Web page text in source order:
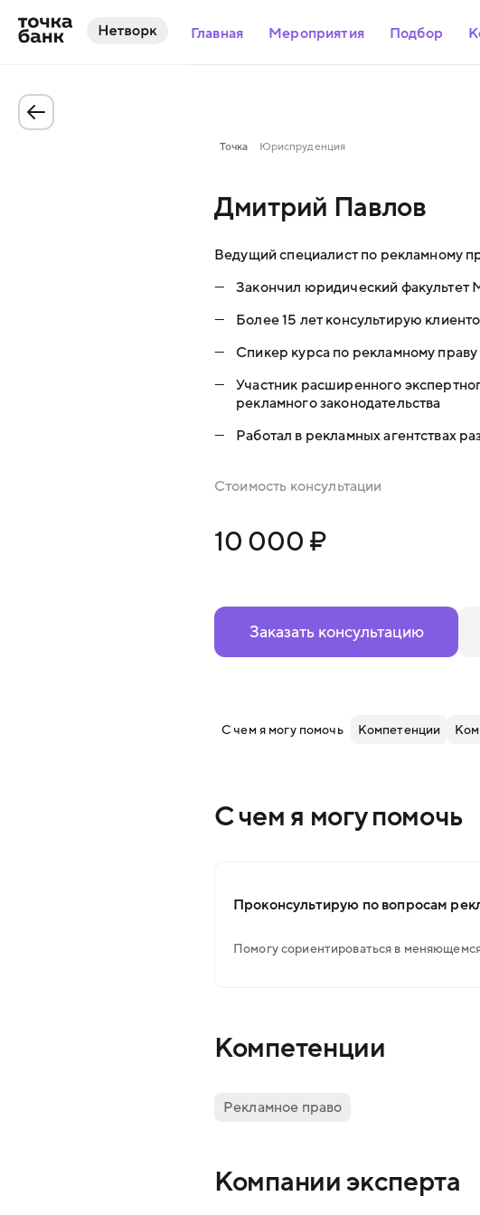
Главная Мероприятия Подбор
Точка Юриспруденция
Дмитрий Павлов
Ведущий специалист по рекламному
— Закончил юридический
— Более 15 лет консультирую
— Спикер курса по рекламному
—
Участник расширенного
рекламного законодательства
— Работал в рекламных агентствах
Стоимость консультации
10 000 ₽
Заказать консультацию
С чем я могу помочь Компетенции
С чем я могу помочь
Проконсультирую по вопросам
Помогу сориентироваться в
Компетенции
Рекламное право
Компании эксперта